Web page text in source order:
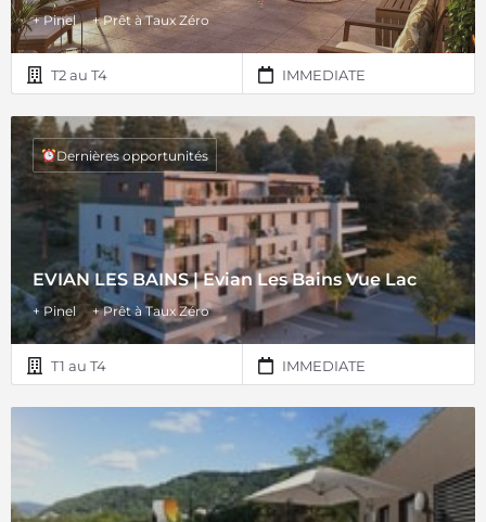
+ Pinel + Prêt à Taux Zéro
T2 au T4 IMMEDIATE
EVIAN LES BAINS | Evian Les Bains Vue Lac
+ Pinel + Prêt à Taux Zéro
Dernières opportunités
T1 au T4 IMMEDIATE